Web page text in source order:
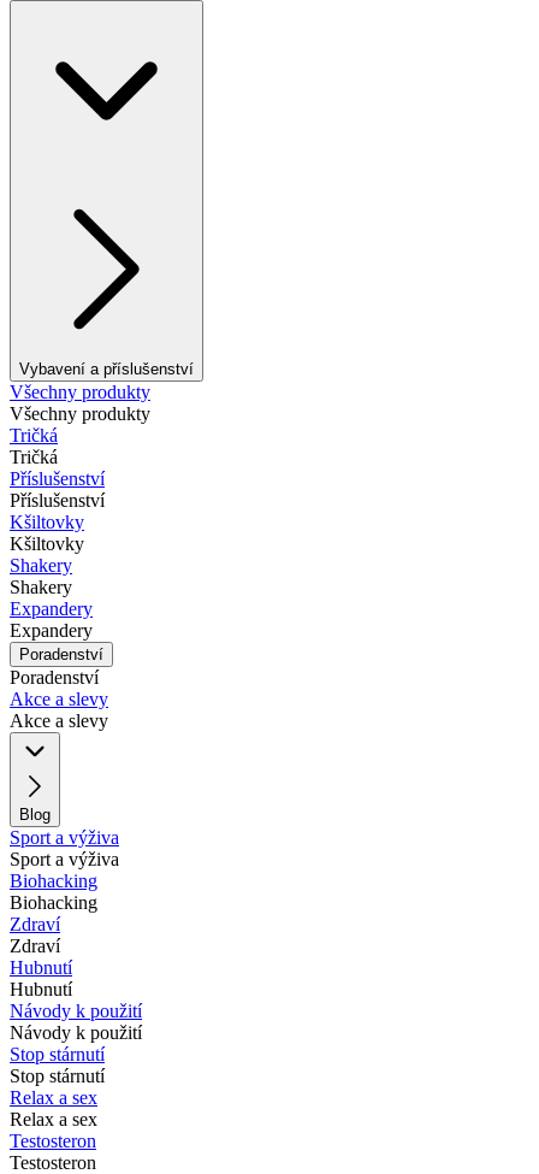
Vybavení a příslušenství
Všechny produkty
Všechny produkty
Tričká
Tričká
Příslušenství
Příslušenství
Kšiltovky
Kšiltovky
Shakery
Shakery
Expandery
Expandery
Poradenství
Poradenství
Akce a slevy
Akce a slevy
Blog
Sport a výživa
Sport a výživa
Biohacking
Biohacking
Zdraví
Zdraví
Hubnutí
Hubnutí
Návody k použití
Návody k použití
Stop stárnutí
Stop stárnutí
Relax a sex
Relax a sex
Testosteron
Testosteron